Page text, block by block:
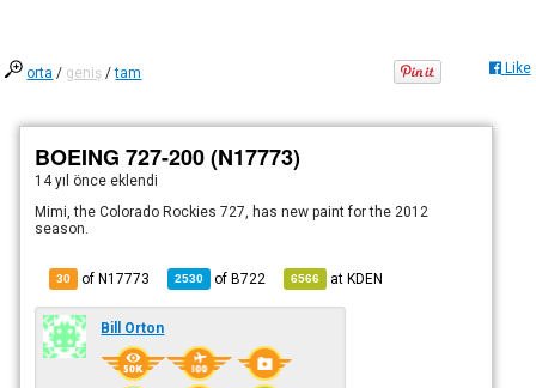
orta / geniş /tam Like
BOEING 727-200 (N17773)
14 yıl önce eklendi
Mimi, the Colorado Rockies 727, has new paint for the 2012
season.
30 of N17773 2530 ofB722 6566 atKDEN
Bill Orton